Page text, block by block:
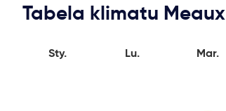
Tabela klimatu Meaux
Sty. Lu. Mar.